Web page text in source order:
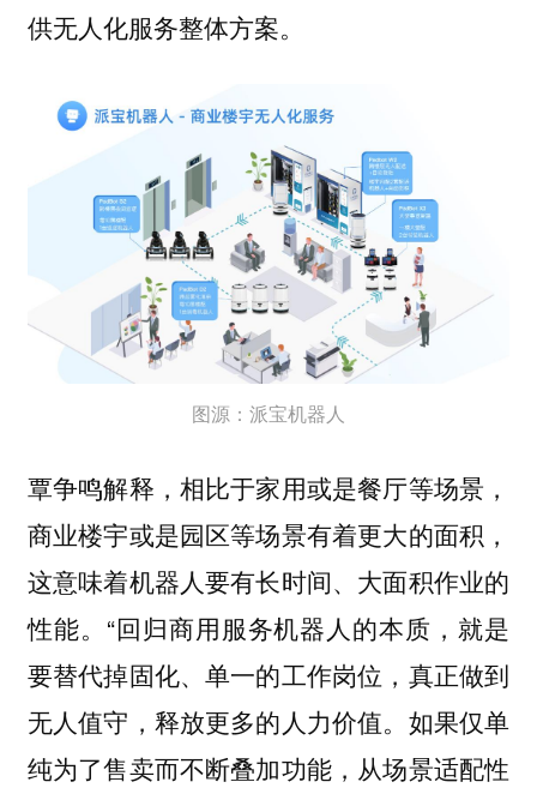
供无人化服务整体方案。
图源：派宝机器人
覃争鸣解释，相比于家用或是餐厅等场景，
商业楼宇或是园区等场景有着更大的面积，
这意味着机器人要有长时间、大面积作业的
性能。“回归商用服务机器人的本质，就是
要替代掉固化、单一的工作岗位，真正做到
无人值守，释放更多的人力价值。 如果仅单
纯为了售卖而不断叠加功能，从场景适配性